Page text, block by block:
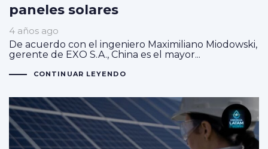
paneles solares
4 años ago
De acuerdo con el ingeniero Maximiliano Miodowski,
gerente de EXO S.A., China es el mayor...
CONTINUAR LEYENDO